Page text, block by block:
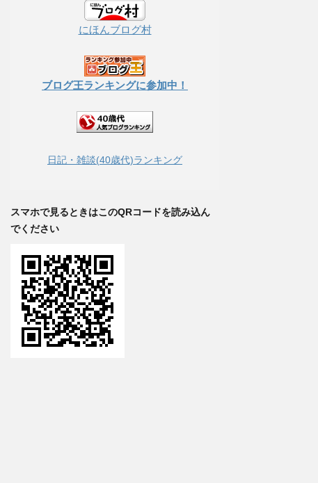
にほんブログ村
ブログ王ランキングに参加中！
日記・雑談(40歳代)ランキング
スマホで見るときはこのQRコードを読み込ん
でください